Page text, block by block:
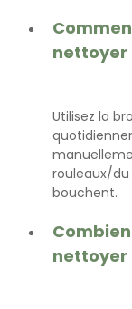
nettoyer
Utilisez la
rouleaux/du
bouchent.
nettoyer